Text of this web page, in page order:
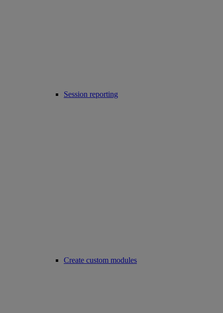
Session reporting
Create custom modules